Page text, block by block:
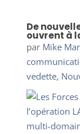
De
ouvrent à
par Mike
vedette,